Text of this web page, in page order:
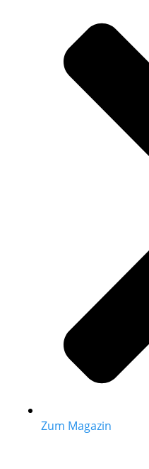
Zum Magazin